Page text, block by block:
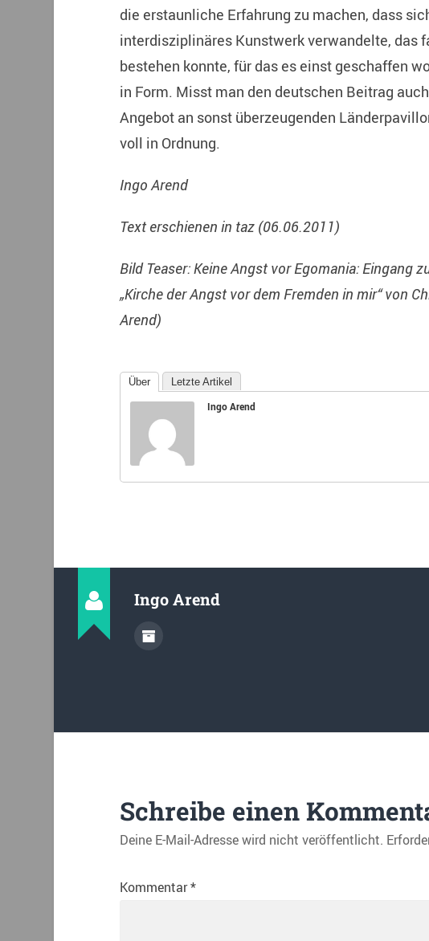
die erstaunliche Erfahrung zu machen, dass
interdisziplinäres Kunstwerk verwandelte, das
bestehen konnte, für das es einst geschaffen
in Form. Misst man den deutschen Beitrag
Angebot an sonst überzeugenden
voll in Ordnung.
Ingo Arend
Text erschienen in taz (06.06.2011)
Bild Teaser:Keine Angst vor Egomania: Eingang
„Kirche der Angst vor dem Fremden in mir“ von
Arend)
Über Letzte Artikel
Ingo Arend
Ingo Arend
Schreibe einen
Deine E-Mail-Adresse wird nicht veröffentlicht.
Kommentar*